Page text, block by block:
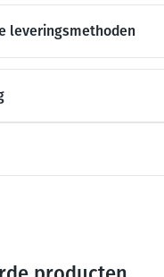
leveringsmethoden